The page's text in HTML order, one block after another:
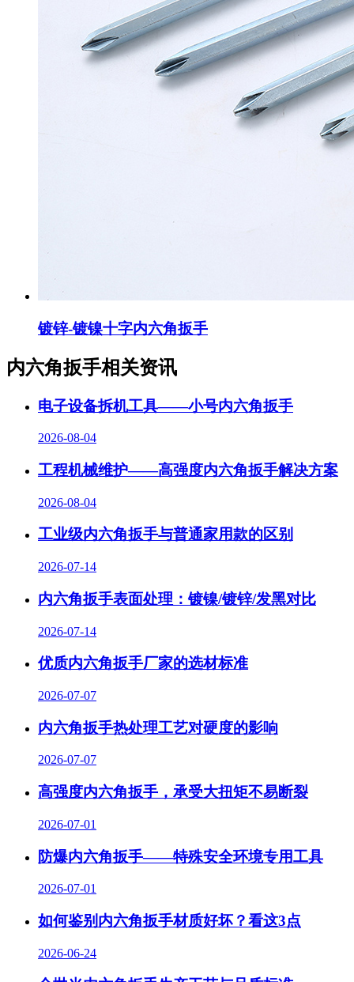
镀锌-镀镍十字内六角扳手
内六角扳手相关资讯
电子设备拆机工具——小号内六角扳手
2026-08-04
工程机械维护——高强度内六角扳手解决方案
2026-08-04
工业级内六角扳手与普通家用款的区别
2026-07-14
内六角扳手表面处理：镀镍/镀锌/发黑对比
2026-07-14
优质内六角扳手厂家的选材标准
2026-07-07
内六角扳手热处理工艺对硬度的影响
2026-07-07
高强度内六角扳手，承受大扭矩不易断裂
2026-07-01
防爆内六角扳手——特殊安全环境专用工具
2026-07-01
如何鉴别内六角扳手材质好坏？看这3点
2026-06-24